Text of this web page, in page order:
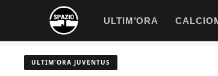
contenuto
ULTIM’ORA
ULTIM'ORA JUVENTUS